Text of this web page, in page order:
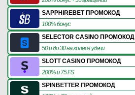
SAPPHIREBET ПРОМОКОД
100% бонус
SELECTOR CASINO ПРОМОКОД
50 и до 30 на колесе удачи
SLOTT CASINO ПРОМОКОД
200% и 75 FS
SPINBETTER ПРОМОКОД